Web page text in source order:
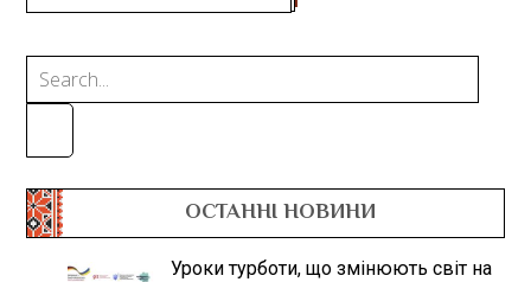
ОСТАННІ НОВИНИ
Уроки турботи, що змінюють світ на